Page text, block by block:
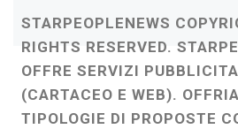
STARPEOPLENEWS
RIGHTS RESERVED.
OFFRE SERVIZI
(CARTACEO E WEB).
TIPOLOGIE DI PROPOSTE